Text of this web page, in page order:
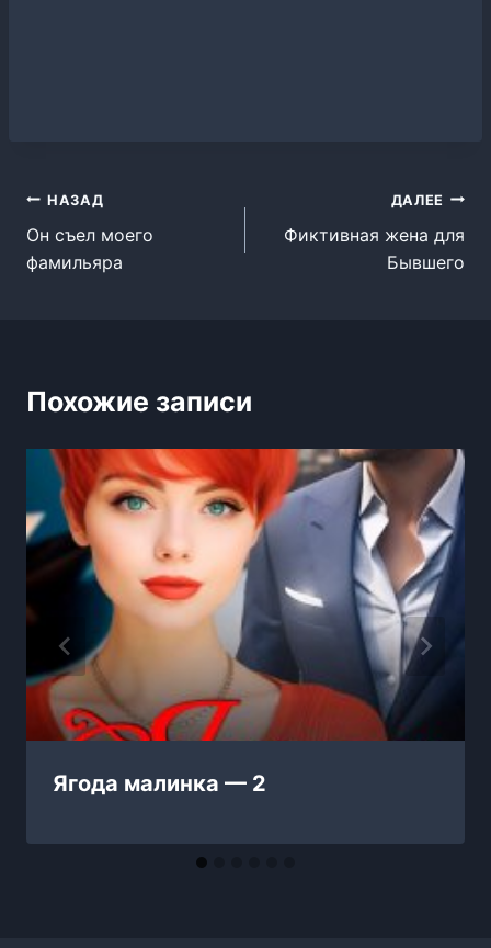
Навигация
по
НАЗАД
Он съел моего
фамильяра
ДАЛЕЕ
Фиктивная жена для
Бывшего
Похожие записи
Ягода малинка — 2